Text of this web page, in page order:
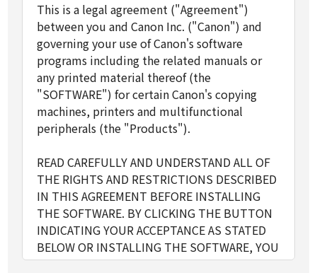
This is a legal agreement ("Agreement")
between you and Canon Inc. ("Canon") and
governing your use of Canon's software
programs including the related manuals or
any printed material thereof (the
"SOFTWARE") for certain Canon's copying
machines, printers and multifunctional
peripherals (the "Products").
READ CAREFULLY AND UNDERSTAND ALL OF
THE RIGHTS AND RESTRICTIONS DESCRIBED
IN THIS AGREEMENT BEFORE INSTALLING
THE SOFTWARE. BY CLICKING THE BUTTON
INDICATING YOUR ACCEPTANCE AS STATED
BELOW OR INSTALLING THE SOFTWARE, YOU
AGREE TO BE BOUND BY THE TERMS AND